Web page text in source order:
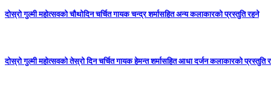
दोस्रो गुल्मी महोत्सवको चौथोदिन चर्चित गायक चन्द्र शर्मासहित अन्य कलाकारको प्रस्तुति रहने
दोस्रो गुल्मी महोत्सवको तेस्रो दिन चर्चित गायक हेमन्त शर्मासहित आधा दर्जन कलाकारको प्रस्तुति